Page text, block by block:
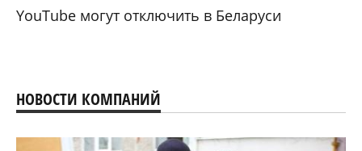
YouTube могут отключить в Беларуси
НОВОСТИ КОМПАНИЙ